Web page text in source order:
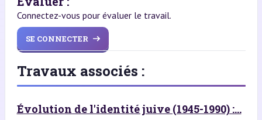
Connectez-vous pour évaluer le travail.
SE CONNECTER
Travaux associés :
Évolution de l'identité juive (1945-1990) :...